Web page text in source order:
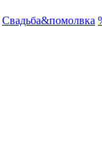
Свадьба&помолвка